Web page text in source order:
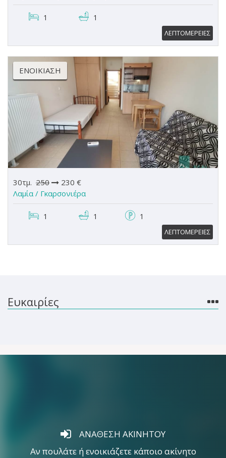
1 1
ΛΕΠΤΟΜΕΡΕΙΕΣ
ΕΝΟΙΚΊΑΣΗ
30τμ. 250
230 €
Λαμία / Γκαρσονιέρα
1 1 1
ΛΕΠΤΟΜΕΡΕΙΕΣ
Ευκαιρίες
ΑΝΑΘΕΣΗ ΑΚΙΝΗΤΟΥ
Αν πουλάτε ή ενοικιάζετε κάποιο ακίνητο